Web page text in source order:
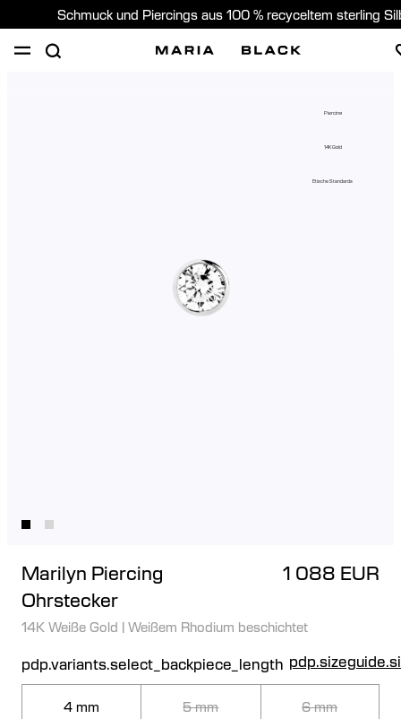
Schmuck und Piercings aus 100 % recyceltem sterling
Piercing
14K Gold
Etische Standards
Marilyn Piercing
Ohrstecker
1 088 EUR
14K Weiße Gold | Weißem Rhodium beschichtet
pdp.variants.select_backpiece_length
4 mm 5 mm 6 mm